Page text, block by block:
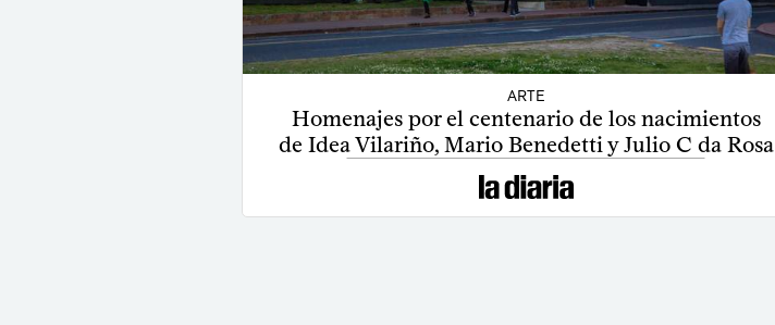
ARTE
Homenajes por el centenario de los nacimientos
de Idea Vilariño, Mario Benedetti y Julio C da Rosa